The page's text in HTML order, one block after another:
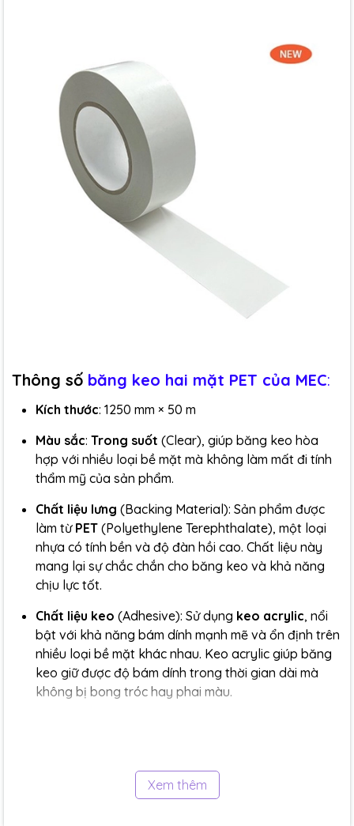
Thông số băng keo hai mặt PET của MEC:
Kích thước: 1250 mm × 50 m
Màu sắc: Trong suốt (Clear), giúp băng keo hòa
hợp với nhiều loại bề mặt mà không làm mất đi tính
thẩm mỹ của sản phẩm.
Chất liệu lưng (Backing Material): Sản phẩm được
làm từ PET (Polyethylene Terephthalate), một loại
nhựa có tính bền và độ đàn hồi cao. Chất liệu này
mang lại sự chắc chắn cho băng keo và khả năng
chịu lực tốt.
Chất liệu keo (Adhesive): Sử dụng keo acrylic, nổi
bật với khả năng bám dính mạnh mẽ và ổn định trên
nhiều loại bề mặt khác nhau. Keo acrylic giúp băng
keo giữ được độ bám dính trong thời gian dài mà
không bị bong tróc hay phai màu.
Xem thêm